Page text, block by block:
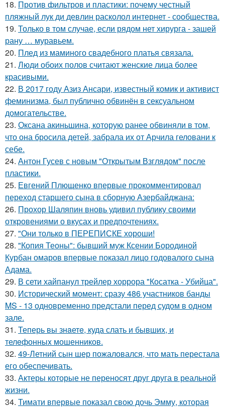
18. Против фильтров и пластики: почему честный
пляжный лук ди девлин расколол интернет - сообщества.
19. Только в том случае, если рядом нет хирурга - зашей
рану … муравьем.
20. Плед из маминого свадебного платья связала.
21. Люди обоих полов считают женские лица более
красивыми.
22. В 2017 году Азиз Ансари, известный комик и активист
феминизма, был публично обвинён в сексуальном
домогательстве.
23. Оксана акиньшина, которую ранее обвиняли в том,
что она бросила детей, забрала их от Арчила геловани к
себе.
24. Антон Гусев с новым "Открытым Взглядом" после
пластики.
25. Евгений Плющенко впервые прокомментировал
переход старшего сына в сборную Азербайджана:
26. Прохор Шаляпин вновь удивил публику своими
откровениями о вкусах и предпочтениях.
27. "Они только в ПЕРЕПИСКЕ хороши!
28. "Копия Теоны": бывший муж Ксении Бородиной
Курбан омаров впервые показал лицо годовалого сына
Адама.
29. В сети хайпанул трейлер хоррора "Косатка - Убийца".
30. Исторический момент: сразу 486 участников банды
MS - 13 одновременно предстали перед судом в одном
зале.
31. Теперь вы знaетe, куда слать и бывших, и
телeфонныx мошенников.
32. 49-Летний сын шер пожаловался, что мать перестала
его обеспечивать.
33. Актеры которые не переносят друг друга в реальной
жизни.
34. Тимати впервые показал свою дочь Эмму, которая